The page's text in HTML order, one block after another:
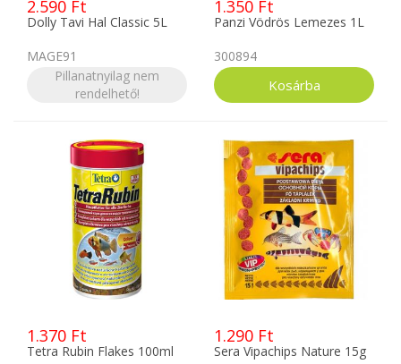
2.590 Ft
Dolly Tavi Hal Classic 5L
MAGE91
Pillanatnyilag nem
rendelhető!
1.350 Ft
Panzi Vödrös Lemezes 1L
300894
1.370 Ft
Tetra Rubin Flakes 100ml
1.290 Ft
Sera Vipachips Nature 15g